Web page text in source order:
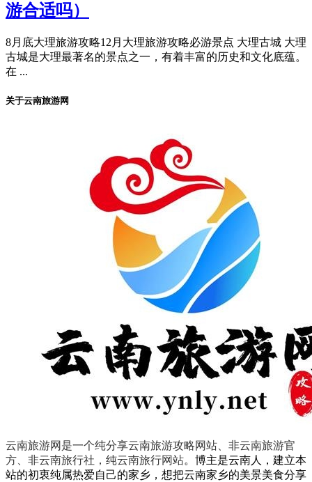
游合适吗）
8月底大理旅游攻略12月大理旅游攻略必游景点 大理古城 大理
古城是大理最著名的景点之一，有着丰富的历史和文化底蕴。
在 ...
关于云南旅游网
云南旅游网是一个纯分享云南旅游攻略网站、非云南旅游官
方、非云南旅行社，纯云南旅行网站。 博主是云南人，建立本
站的初衷纯属热爱自己的家乡，想把云南家乡的美景美食分享